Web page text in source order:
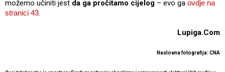
možemo učiniti jest da ga pročitamo cijelog – evo ga ovdje na
stranici 43.
Lupiga.Com
Naslovna fotografija: CNA